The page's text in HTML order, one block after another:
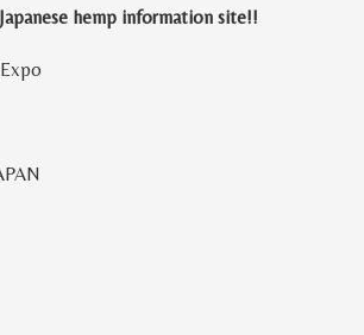
hemp information site!!